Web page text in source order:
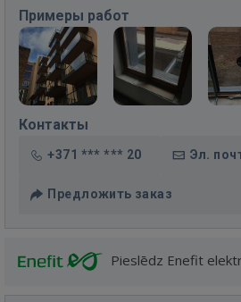
Примеры работ
Контакты
+371 *** *** 20 Эл.
Предложить заказ
Pieslēdz Enefit